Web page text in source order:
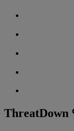
ThreatDown